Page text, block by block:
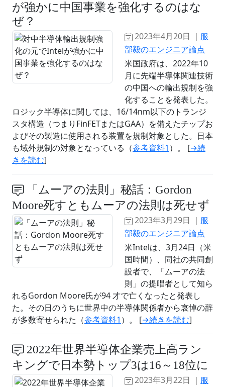
が強かに中国事業を強化するのはな
ぜ？
2023年4月20日 ｜ 服
部毅のエンジニア論点
米国政府は、2022年10
月に先端半導体関連技術
の中国への輸出規制を強
化することを発表した。
ロジック半導体に関しては、16/14nm以下のトランジ
スタ構造（つまりFinFETまたはGAA）を備えたチップお
よびその製造に使用される装置を規制対象とした。日本
も域外規制の対象となっている（参考資料1 ）。 [→続
きを読む]
「ムーアの法則」秘話：Gordon
Moore死すともムーアの法則は死せず
2023年3月29日 ｜ 服
部毅のエンジニア論点
米Intelは、3月24日（米
国時間）、同社の共同創
設者で、「ムーアの法
則」の提唱者として知ら
れるGordon Moore氏が94 才で亡くなったと発表し
た。その日のうちに世界中の半導体関係者から哀悼の辞
が多数寄せられた（参考資料1 ）。 [→続きを読む]
2022年世界半導体企業売上高ラン
キングで日本勢トップ3は16～18位に
2023年3月22日 ｜ 服